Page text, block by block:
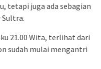
tetapi juga ada sebagian
Sultra.
21.00 Wita, terlihat dari
sudah mulai mengantri